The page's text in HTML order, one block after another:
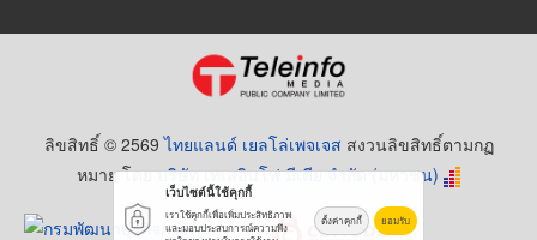
ลิขสิทธิ์ © 2569ไทยแลนด์ เยลโล่เพจเจส สงวนลิขสิทธิ์ตามกฏ
หมาย โดยบริษัท เทเลอินโฟ มีเดีย จำกัด (มหาชน)
เว็บไซต์นี้ใช้คุกกี้
เราใช้คุกกี้เพื่อเพิ่มประสิทธิภาพ
และมอบประสบการณ์ความพึง
ตั้งค่าคุกกี้ ยอมรับ